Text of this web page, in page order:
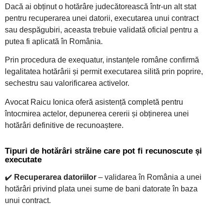
Dacă ai obținut o hotărâre judecătorească într-un alt stat
pentru recuperarea unei datorii, executarea unui contract
sau despăgubiri, aceasta trebuie validată oficial pentru a
putea fi aplicată în România.
Prin procedura de exequatur, instanțele române confirmă
legalitatea hotărârii și permit executarea silită prin poprire,
sechestru sau valorificarea activelor.
Avocat Raicu Ionica oferă asistență completă pentru
întocmirea actelor, depunerea cererii și obținerea unei
hotărâri definitive de recunoaștere.
Tipuri de hotărâri străine care pot fi recunoscute și
executate
✔️ Recuperarea datoriilor – validarea în România a unei
hotărâri privind plata unei sume de bani datorate în baza
unui contract.